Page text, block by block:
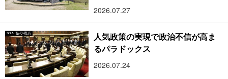
2026.07.27
人気政策の実現で政治不信が高ま
るパラドックス
2026.07.24